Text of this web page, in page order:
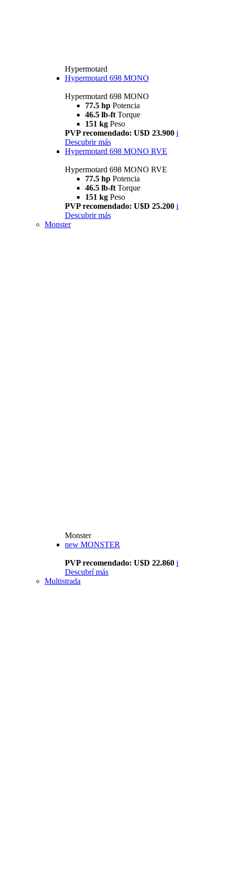
Hypermotard
Hypermotard 698 MONO
Hypermotard 698 MONO
77.5 hp Potencia
46.5 lb-ft Torque
151 kg Peso
PVP recomendado: U$D 23.900 i
Descubrir más
Hypermotard 698 MONO RVE
Hypermotard 698 MONO RVE
77.5 hp Potencia
46.5 lb-ft Torque
151 kg Peso
PVP recomendado: U$D 25.200 i
Descubrir más
Monster
Monster
new MONSTER
PVP recomendado: U$D 22.860 i
Descubrí más
Multistrada